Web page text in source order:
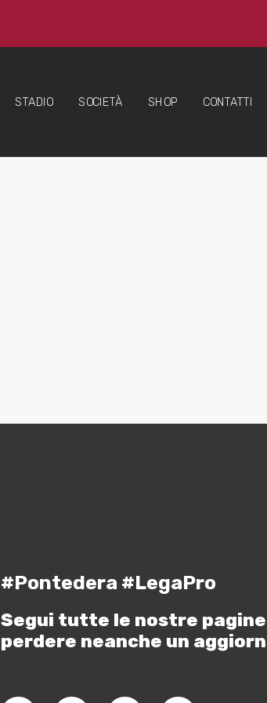
STADIO SOCIETÀ SHOP CONTATTI
#Pontedera #LegaPro
Segui tutte le nostre
perdere neanche un